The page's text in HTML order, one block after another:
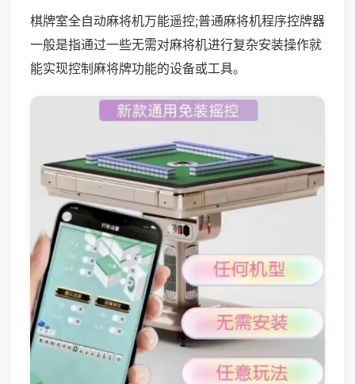
棋牌室全自动麻将机万能遥控;普通麻将机程序控牌器
一般是指通过一些无需对麻将机进行复杂安装操作就
能实现控制麻将牌功能的设备或工具。